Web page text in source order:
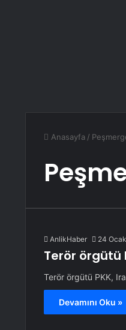
Anasayfa /
AnlikHaber 24
Terör örgütü
Terör örgütü PKK,
Devamını Oku »